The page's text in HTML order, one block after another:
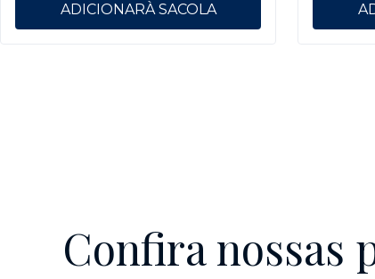
ADICIONAR
Confira nossas